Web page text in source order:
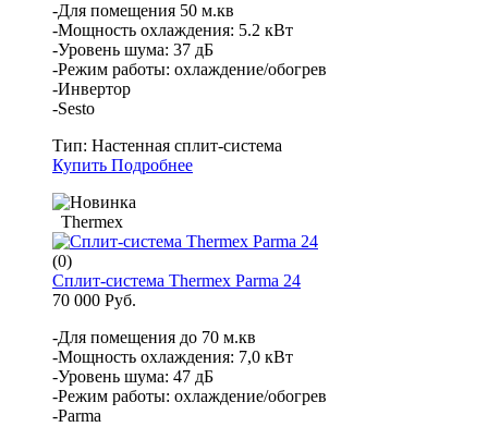
-Для помещения 50 м.кв
-Мощность охлаждения: 5.2 кВт
-Уровень шума: 37 дБ
-Режим работы: охлаждение/обогрев
-Инвертор
-Sesto
Тип: Настенная сплит-система
Купить Подробнее
Thermex
(0)
Сплит-система Thermex Parma 24
70 000 Руб.
-Для помещения до 70 м.кв
-Мощность охлаждения: 7,0 кВт
-Уровень шума: 47 дБ
-Режим работы: охлаждение/обогрев
-Parma